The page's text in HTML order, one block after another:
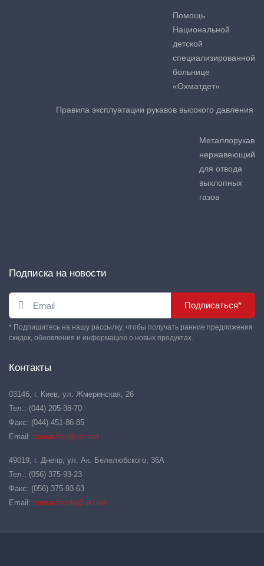
Помощь
Национальной
детской
специализированной
больнице
«Охматдет»
Правила эксплуатации рукавов высокого давления
Металлорукав
нержавеющий
для отвода
выхлопных
газов
Подписка на новости
Подписаться*
* Подпишитесь на нашу рассылку, чтобы получать ранние предложения
скидок, обновления и информацию о новых продуктах.
Контакты
03146, г. Киев, ул. Жмеринская, 26
Тел.: (044) 205-38-70
Факс: (044) 451-86-85
Email: hansa-flex@ukr.net
49019, г. Днепр, ул. Ак. Белелюбского, 36А
Тел.: (056) 375-93-23
Факс: (056) 375-93-63
Email: hansa-flexdn@ukr.net